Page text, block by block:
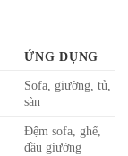
ỨNG DỤNG
Sofa, giường, tủ,
sàn
Đệm sofa, ghế,
đầu giường